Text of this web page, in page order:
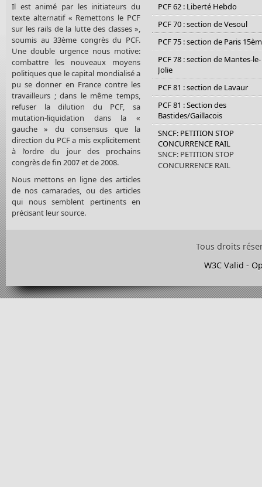
Il est animé par les initiateurs du
texte alternatif « Remettons le PCF
sur les rails de la lutte des classes »,
soumis au 33ème congrès du PCF.
Une double urgence nous motive:
combattre les nouveaux moyens
politiques que le capital mondialisé a
pu se donner en France contre les
travailleurs ; dans le même temps,
refuser la dilution du PCF, sa
mutation-liquidation dans la «
gauche » du consensus que la
direction du PCF a mis explicitement
à l’ordre du jour des prochains
congrès de fin 2007 et de 2008.
Nous mettons en ligne des articles
de nos camarades, ou des articles
qui nous semblent pertinents en
précisant leur source.
PCF 62 : Liberté Hebdo
PCF 70 : section de Vesoul
PCF 75 : section de Paris
PCF 78 : section de Mantes-le-
Jolie
PCF 81 : section de Lavaur
PCF 81 : Section des
Bastides/Gaillacois
SNCF: PETITION STOP
CONCURRENCE RAIL
SNCF: PETITION STOP
CONCURRENCE RAIL
Tous droits
W3C Valid -